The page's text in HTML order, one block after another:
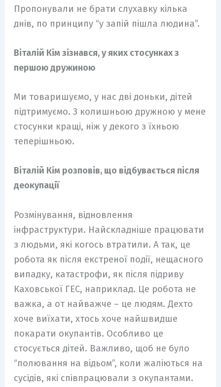
Пропонували не брати слухавку кілька
днів, по принципу “у запій пішла людина”.
Віталій Кім зізнався, у яких стосунках з
першою дружиною
Ми товаришуємо, у нас дві доньки, дітей
підтримуємо. З колишньою дружною у мене
стосунки кращі, ніж у декого з їхньою
теперішньою.
Віталій Кім розповів, що відбувається після
деокупації
Розмінування, відновлення
інфраструктури. Найскладніше працювати
з людьми, які когось втратили. А так, це
робота як після екстреної події, нещасного
випадку, катастрофи, як після підриву
Каховської ГЕС, наприклад. Це робота не
важка, а от найважче – це людям. Дехто
хоче виїхати, хтось хоче найшвидше
покарати окупантів. Особливо це
стосується дітей. Важливо, щоб не було
“полювання на відьом”, коли жаліються на
сусідів, які співпрацювали з окупантами.